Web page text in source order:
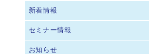
新着情報
セミナー情報
お知らせ